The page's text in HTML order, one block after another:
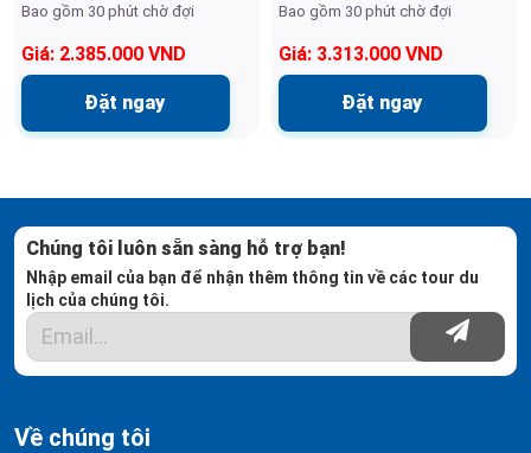
Bao gồm 30 phút chờ đợi
Giá: 2.385.000 VND
Đặt ngay
Bao gồm 30 phút chờ đợi
Giá: 3.313.000 VND
Đặt ngay
Chúng tôi luôn sẵn sàng hỗ trợ bạn!
Nhập email của bạn để nhận thêm thông tin về các tour du
lịch của chúng tôi.
Về chúng tôi